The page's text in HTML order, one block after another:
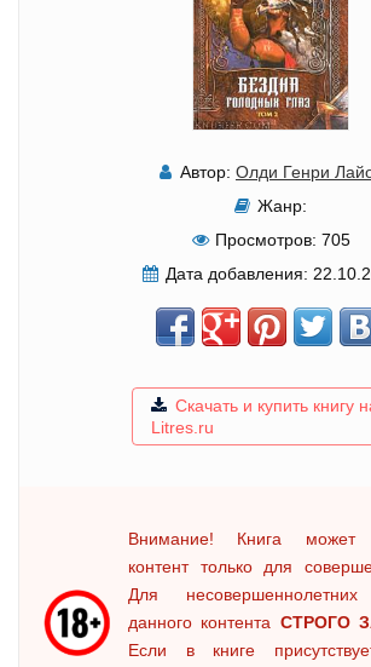
Автор: Олди Генри
Жанр:
Просмотров: 705
Дата добавления:
Скачать и купить книгу
Litres.ru
Внимание! Книга может
контент только для
Для
данного контента СТРОГО
Если в книге